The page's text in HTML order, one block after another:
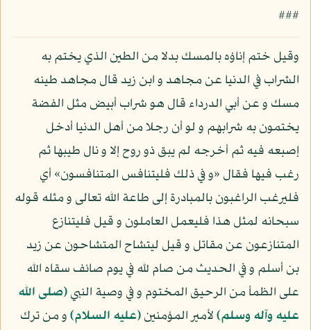
###
وقيل ختم إناؤه بالمسك بدلا من الطين الذي يختم به
الشراب في الدنيا عن مجاهد و ابن زيد قال مجاهد طينه
مسك و عن أبي الدرداء قال هو شراب أبيض مثل الفضة
يختمون به شرابهم و لو أن رجلا من أهل الدنيا أدخل
إصبعه فيه ثم أخرجه لم يبق ذو روح إلا و نال طيبها ثم
رغب فيها فقال «و في ذلك فليتنافس المتنافسون» أي
فليرغب الراغبون بالمبادرة إلى طاعة الله تعالى و مثله قوله
سبحانه لمثل هذا فليعمل العاملون و قيل فليتنازع
المتنازعون عن مقاتل و قيل ليتشاح المتشاحون عن زيد
بن أسلم و في الحديث من صام لله في يوم صائف سقاه الله
على الظمأ من الرحيق المختوم و في وصية النبي(صلى الله
عليه وآله وسلم)لأمير المؤمنين(عليه السلام)و من ترك